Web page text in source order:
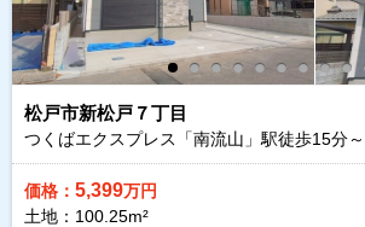
松戸市新松戸７丁目
つくばエクスプレス「南流山」駅徒歩15分～
価格： 5,399万円
土地：100.25m²